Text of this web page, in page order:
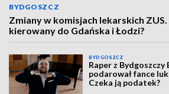
BYDGOSZCZ
Zmiany w komisjach lekarskich
kierowany do Gdańska i Łodzi?
BYDGOSZCZ
Raper z Bydgoszczy
podarował fance
Czeka ją podatek?